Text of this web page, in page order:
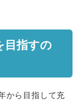
目指すの
から目指して充